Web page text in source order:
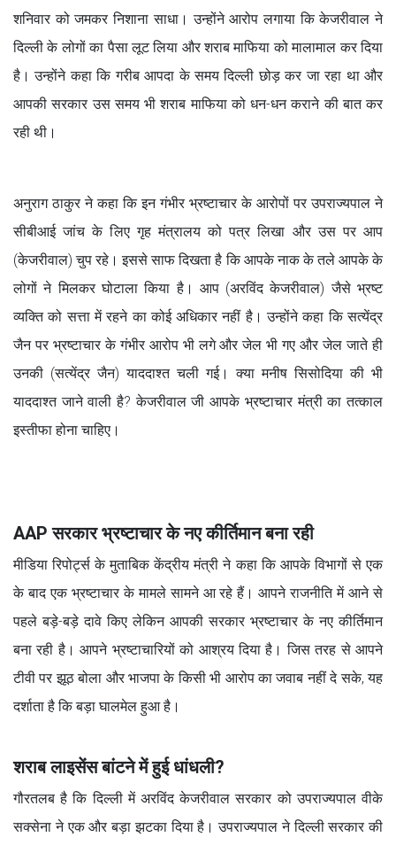
शनिवार को जमकर निशाना साधा। उन्होंने आरोप लगाया कि केजरीवाल ने
दिल्ली के लोगों का पैसा लूट लिया और शराब माफिया को मालामाल कर दिया
है। उन्होंने कहा कि गरीब आपदा के समय दिल्ली छोड़ कर जा रहा था और
आपकी सरकार उस समय भी शराब माफिया को धन-धन कराने की बात कर
रही थी।
अनुराग ठाकुर ने कहा कि इन गंभीर भ्रष्टाचार के आरोपों पर उपराज्यपाल ने
सीबीआई जांच के लिए गृह मंत्रालय को पत्र लिखा और उस पर आप
(केजरीवाल) चुप रहे। इससे साफ दिखता है कि आपके नाक के तले आपके के
लोगों ने मिलकर घोटाला किया है। आप (अरविंद केजरीवाल) जैसे भ्रष्ट
व्यक्ति को सत्ता में रहने का कोई अधिकार नहीं है। उन्होंने कहा कि सत्येंद्र
जैन पर भ्रष्टाचार के गंभीर आरोप भी लगे और जेल भी गए और जेल जाते ही
उनकी (सत्येंद्र जैन) याददाश्त चली गई। क्या मनीष सिसोदिया की भी
याददाश्त जाने वाली है? केजरीवाल जी आपके भ्रष्टाचार मंत्री का तत्काल
इस्तीफा होना चाहिए।
AAP सरकार भ्रष्टाचार के नए कीर्तिमान बना रही
मीडिया रिपोर्ट्स के मुताबिक केंद्रीय मंत्री ने कहा कि आपके विभागों से एक
के बाद एक भ्रष्टाचार के मामले सामने आ रहे हैं। आपने राजनीति में आने से
पहले बड़े-बड़े दावे किए लेकिन आपकी सरकार भ्रष्टाचार के नए कीर्तिमान
बना रही है। आपने भ्रष्टाचारियों को आश्रय दिया है। जिस तरह से आपने
टीवी पर झूठ बोला और भाजपा के किसी भी आरोप का जवाब नहीं दे सके, यह
दर्शाता है कि बड़ा घालमेल हुआ है।
शराब लाइसेंस बांटने में हुई धांधली?
गौरतलब है कि दिल्ली में अरविंद केजरीवाल सरकार को उपराज्यपाल वीके
सक्सेना ने एक और बड़ा झटका दिया है। उपराज्यपाल ने दिल्ली सरकार की